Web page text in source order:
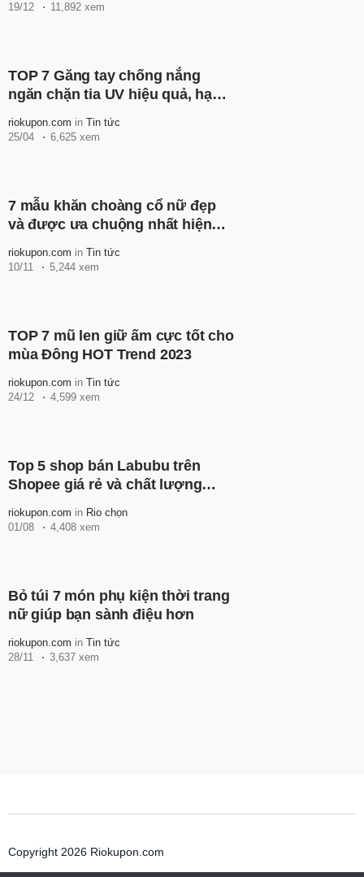
19/12
11,892 xem
TOP 7 Găng tay chống nắng
ngăn chặn tia UV hiệu quả, hạn
riokupon.com in Tin tức
25/04
6,625 xem
7 mẫu khăn choàng cổ nữ đẹp
và được ưa chuộng nhất hiện
riokupon.com in Tin tức
10/11
5,244 xem
TOP 7 mũ len giữ ấm cực tốt cho
mùa Đông HOT Trend 2023
riokupon.com in Tin tức
24/12
4,599 xem
Top 5 shop bán Labubu trên
Shopee giá rẻ và chất lượng
riokupon.com in Rio chọn
01/08
4,408 xem
Bỏ túi 7 món phụ kiện thời trang
nữ giúp bạn sành điệu hơn
riokupon.com in Tin tức
28/11
3,637 xem
Copyright 2026 Riokupon.com